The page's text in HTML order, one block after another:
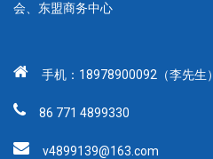
会、东盟商务中心
手机：18978900092（李先生）
86 771 4899330
v4899139@163.com